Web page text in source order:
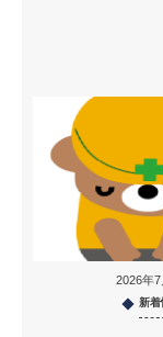
2026年7
新着